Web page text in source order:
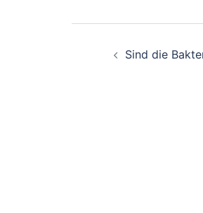
Sind die